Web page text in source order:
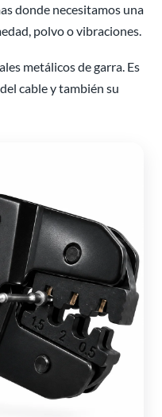
donde necesitamos una
polvo o vibraciones.
metálicos de garra. Es
cable y también su